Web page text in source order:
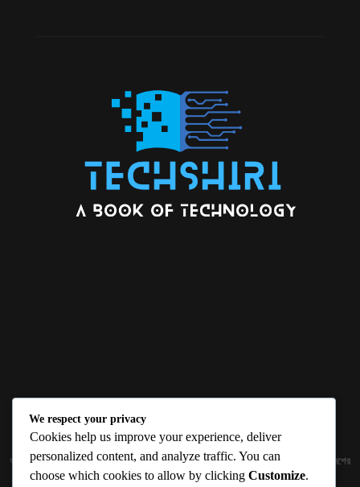
ABOUT US
জ্ঞান বিজ্ঞানের উৎকর্ষ আমাদের প্রভাবিত করে। আলোকিত করে। সেই আলো কে ধারণ কর দেশ ও বিদেশের
তথ্যপ্রযুক্তির অতিসাম্প্রতিক খবরাখবর পাঠকের হাতের মুঠোয় দিতে চায় টেকসিঁড়ি ডট কম।
We respect your privacy
Cookies help us improve your experience, deliver
personalized content, and analyze traffic. You can
choose which cookies to allow by clicking Customize.